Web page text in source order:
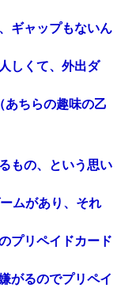
ギャップもないん
しくて、外出ダ
あちらの趣味の乙
もの、という思い
ムがあり、それ
プリペイドカード
がるのでプリペイ